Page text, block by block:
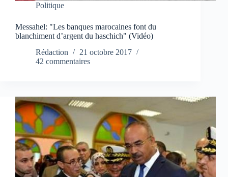
Politique
Messahel: "Les banques marocaines font du
blanchiment d’argent du haschich" (Vidéo)
Rédaction
21 octobre 2017
42 commentaires